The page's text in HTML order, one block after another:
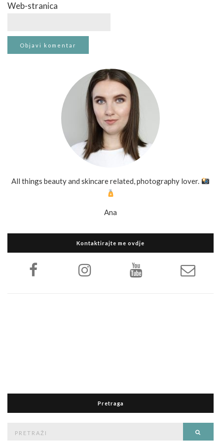
Web-stranica
All things beauty and skincare related, photography lover.
Ana
Kontaktirajte me ovdje
Pretraga